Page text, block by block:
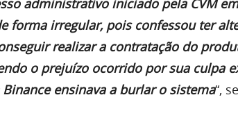
forma irregular, pois confessou ter
realizar a contratação do
o prejuízo ocorrido por sua culpa
ensinava a burlar o sistema“,